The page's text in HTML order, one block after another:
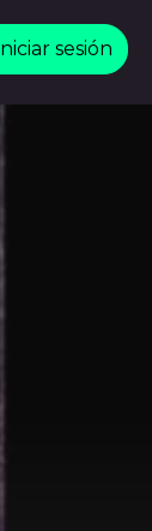
Iniciar sesión